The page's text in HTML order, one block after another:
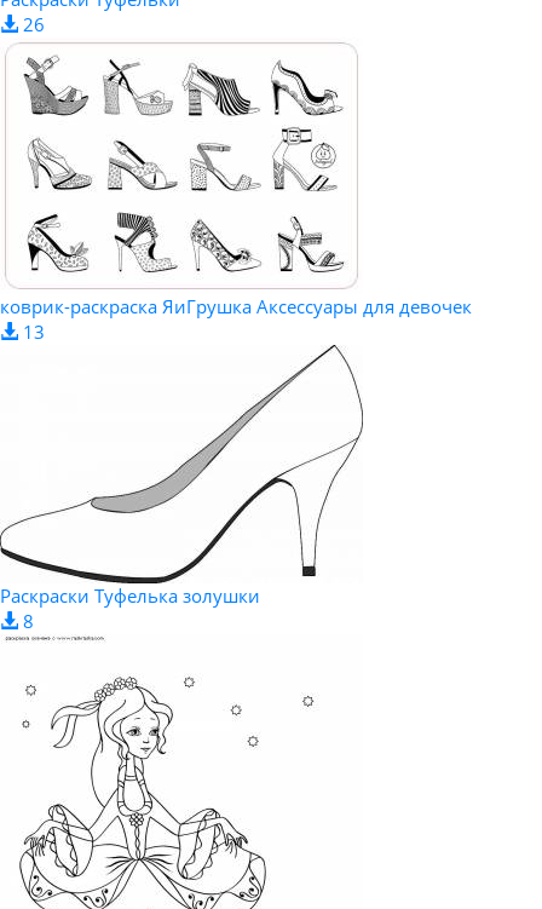
26
коврик-раскраска ЯиГрушка Аксессуары для девочек
13
Раскраски Туфелька золушки
8